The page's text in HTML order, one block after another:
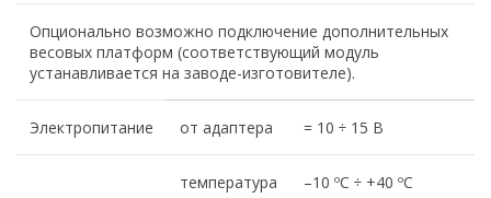
Опционально возможно подключение дополнительных
весовых платформ (соответствующий модуль
устанавливается на заводе-изготовителе).
Электропитание от адаптера = 10 ÷ 15 В
температура –10 ºС ÷ +40 ºС